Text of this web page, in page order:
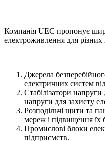
Компанія UEC пропонує
електроживлення для різних
Джерела
електричних систем
Стабілізатори напруги
напруги для захисту
Розподільчі щити та
мереж і підвищення їх
Промислові блоки
підприємств.